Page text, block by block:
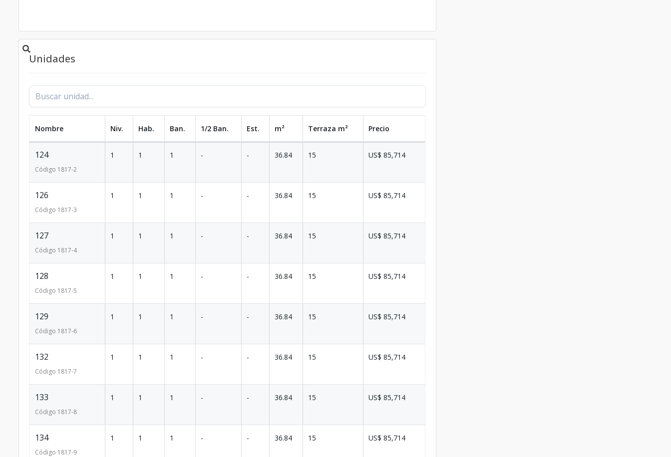
Unidades
Nombre Niv. Hab. Ban. 1/2 Ban. Est. m² Terraza m² Precio
124
Código 1817-2
1 1 1 - - 36.84 15 US$ 85,714
126
Código 1817-3
1 1 1 - - 36.84 15 US$ 85,714
127
Código 1817-4
1 1 1 - - 36.84 15 US$ 85,714
128
Código 1817-5
1 1 1 - - 36.84 15 US$ 85,714
129
Código 1817-6
1 1 1 - - 36.84 15 US$ 85,714
132
Código 1817-7
1 1 1 - - 36.84 15 US$ 85,714
133
Código 1817-8
1 1 1 - - 36.84 15 US$ 85,714
134
Código 1817-9
1 1 1 - - 36.84 15 US$ 85,714